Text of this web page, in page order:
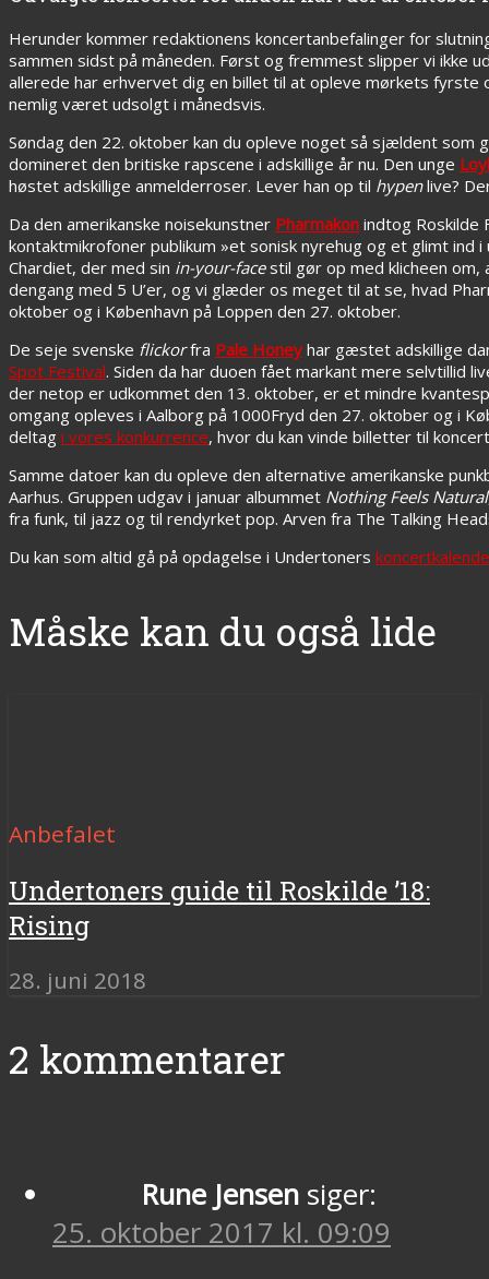
Herunder kommer redaktionens koncertanbefalinger for
sammen sidst på måneden. Først og fremmest slipper vi ikke
allerede har erhvervet dig en billet til at opleve mørkets
nemlig været udsolgt i månedsvis.
Søndag den 22. oktober kan du opleve noget så sjældent
domineret den britiske rapscene i adskillige år nu. Den unge
høstet adskillige anmelderroser. Lever han op til hypenlive?
Da den amerikanske noisekunstner Pharmakon indtog Roskilde
kontaktmikrofoner publikum »et sonisk nyrehug og et glimt
Chardiet, der med sin in-your-facestil gør op med klicheen
dengang med 5 U’er, og vi glæder os meget til at se, hvad
oktober og i København på Loppen den 27. oktober.
De seje svenske flickorfra Pale Honey har gæstet adskillige
Spot Festival. Siden da har duoen fået markant mere selvtillid
der netop er udkommet den 13. oktober, er et mindre
omgang opleves i Aalborg på 1000Fryd den 27. oktober og i
deltag i vores konkurrence, hvor du kan vinde billetter til
Samme datoer kan du opleve den alternative amerikanske
Aarhus. Gruppen udgav i januar albummet Nothing Feels Natural
fra funk, til jazz og til rendyrket pop. Arven fra The Talking
Du kan som altid gå på opdagelse i Undertoners
Måske kan du også lide
Anbefalet
Undertoners guide til Roskilde ’18:
Rising
28. juni 2018
2 kommentarer
Rune Jensen siger:
25. oktober 2017 kl. 09:09